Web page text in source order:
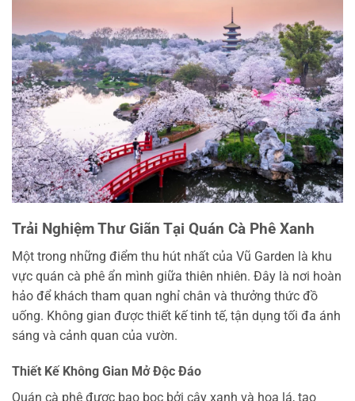
Trải Nghiệm Thư Giãn Tại Quán Cà Phê Xanh
Một trong những điểm thu hút nhất của Vũ Garden là khu
vực quán cà phê ẩn mình giữa thiên nhiên. Đây là nơi hoàn
hảo để khách tham quan nghỉ chân và thưởng thức đồ
uống. Không gian được thiết kế tinh tế, tận dụng tối đa ánh
sáng và cảnh quan của vườn.
Thiết Kế Không Gian Mở Độc Đáo
Quán cà phê được bao bọc bởi cây xanh và hoa lá, tạo